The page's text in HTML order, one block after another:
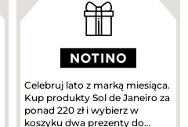
Celebruj lato z marką miesiąca.
Kup produkty Sol de Janeiro za
ponad 220 zł i wybierz w
koszyku dwa prezenty do